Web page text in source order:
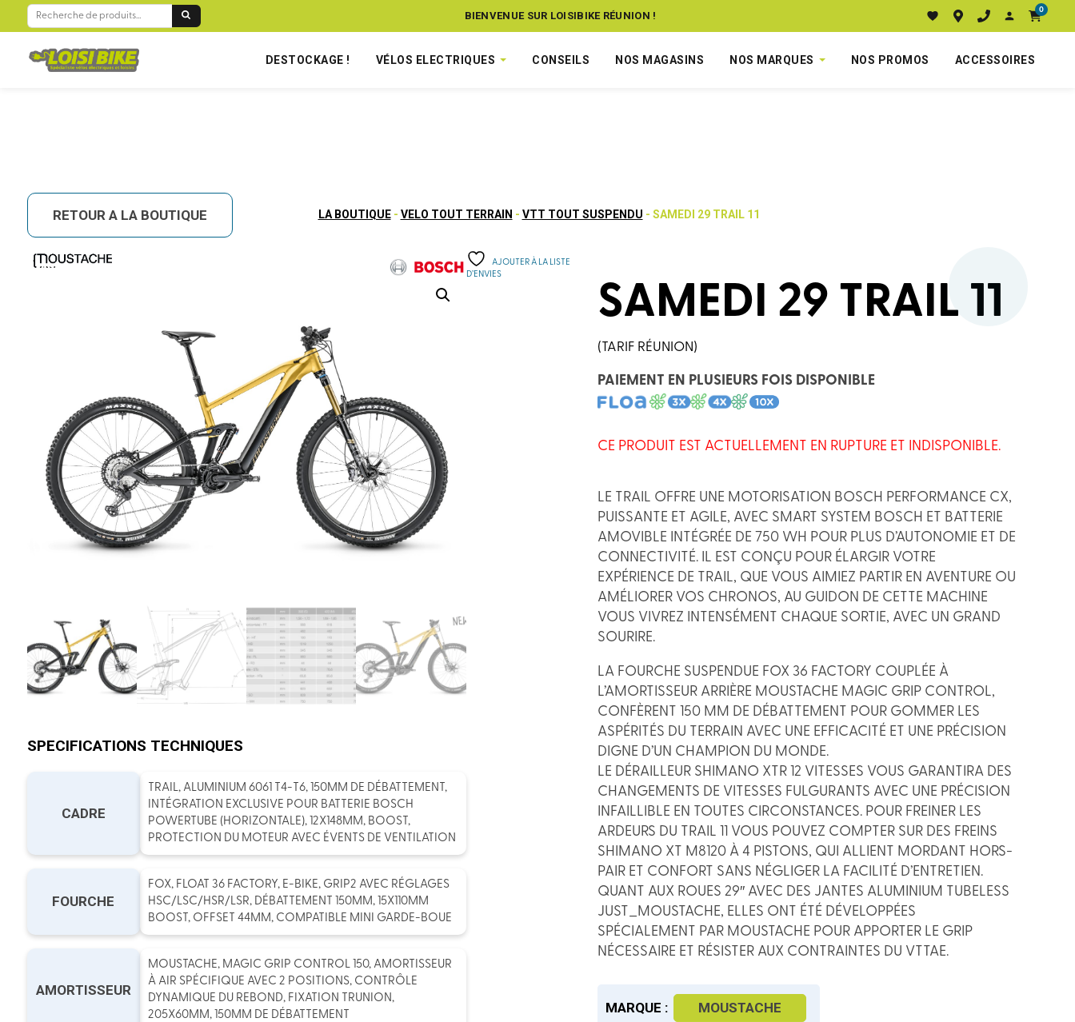
RECHERCHE
BIENVENUE SUR LOISIBIKE RÉUNION ! BIENVENUE SUR LOISIBIKE RÉUNION ! 0
DESTOCKAGE ! VÉLOS ELECTRIQUES CONSEILS NOS MAGASINS NOS MARQUES NOS PROMOS ACCESSOIRES
LA BOUTIQUE - VELO TOUT TERRAIN - VTT TOUT SUSPENDU - SAMEDI 29 TRAIL 11
RETOUR A LA BOUTIQUE
SPECIFICATIONS TECHNIQUES
CADRE
TRAIL, ALUMINIUM 6061 T4-T6, 150MM DE DÉBATTEMENT,
INTÉGRATION EXCLUSIVE POUR BATTERIE BOSCH
POWERTUBE (HORIZONTALE), 12X148MM, BOOST,
PROTECTION DU MOTEUR AVEC ÉVENTS DE VENTILATION
FOURCHE
FOX, FLOAT 36 FACTORY, E-BIKE, GRIP2 AVEC RÉGLAGES
HSC/LSC/HSR/LSR, DÉBATTEMENT 150MM, 15X110MM
BOOST, OFFSET 44MM, COMPATIBLE MINI GARDE-BOUE
AMORTISSEUR
MOUSTACHE, MAGIC GRIP CONTROL 150, AMORTISSEUR
À AIR SPÉCIFIQUE AVEC 2 POSITIONS, CONTRÔLE
DYNAMIQUE DU REBOND, FIXATION TRUNION,
205X60MM, 150MM DE DÉBATTEMENT
AJOUTER À LA LISTE
D’ENVIES
SAMEDI 29 TRAIL 11
(TARIF RÉUNION)
PAIEMENT EN PLUSIEURS FOIS DISPONIBLE
CE PRODUIT EST ACTUELLEMENT EN RUPTURE ET INDISPONIBLE.
LE TRAIL OFFRE UNE MOTORISATION BOSCH PERFORMANCE CX,
PUISSANTE ET AGILE, AVEC SMART SYSTEM BOSCH ET BATTERIE
AMOVIBLE INTÉGRÉE DE 750 WH POUR PLUS D’AUTONOMIE ET DE
CONNECTIVITÉ. IL EST CONÇU POUR ÉLARGIR VOTRE
EXPÉRIENCE DE TRAIL, QUE VOUS AIMIEZ PARTIR EN AVENTURE OU
AMÉLIORER VOS CHRONOS, AU GUIDON DE CETTE MACHINE
VOUS VIVREZ INTENSÉMENT CHAQUE SORTIE, AVEC UN GRAND
SOURIRE.
LA FOURCHE SUSPENDUE FOX 36 FACTORY COUPLÉE À
L’AMORTISSEUR ARRIÈRE MOUSTACHE MAGIC GRIP CONTROL,
CONFÈRENT 150 MM DE DÉBATTEMENT POUR GOMMER LES
ASPÉRITÉS DU TERRAIN AVEC UNE EFFICACITÉ ET UNE PRÉCISION
DIGNE D’UN CHAMPION DU MONDE.
LE DÉRAILLEUR SHIMANO XTR 12 VITESSES VOUS GARANTIRA DES
CHANGEMENTS DE VITESSES FULGURANTS AVEC UNE PRÉCISION
INFAILLIBLE EN TOUTES CIRCONSTANCES. POUR FREINER LES
ARDEURS DU TRAIL 11 VOUS POUVEZ COMPTER SUR DES FREINS
SHIMANO XT M8120 À 4 PISTONS, QUI ALLIENT MORDANT HORS-
PAIR ET CONFORT SANS NÉGLIGER LA FACILITÉ D’ENTRETIEN.
QUANT AUX ROUES 29″ AVEC DES JANTES ALUMINIUM TUBELESS
JUST_MOUSTACHE, ELLES ONT ÉTÉ DÉVELOPPÉES
SPÉCIALEMENT PAR MOUSTACHE POUR APPORTER LE GRIP
NÉCESSAIRE ET RÉSISTER AUX CONTRAINTES DU VTTAE.
MARQUE : MOUSTACHE